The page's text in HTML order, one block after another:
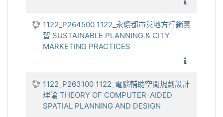
1122_P264500 1122_永續都市與地方行銷實
習 SUSTAINABLE PLANNING & CITY
MARKETING PRACTICES
1122_P263100 1122_電腦輔助空間規劃設計
理論 THEORY OF COMPUTER-AIDED
SPATIAL PLANNING AND DESIGN